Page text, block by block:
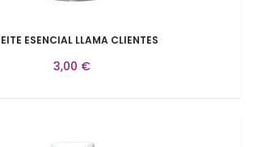
ESENCIAL LLAMA CLIENTES
3,00 €